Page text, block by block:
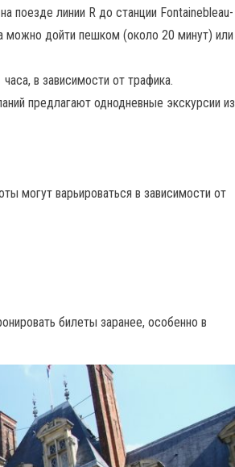
поезде линии R до станции Fontainebleau-
можно дойти пешком (около 20 минут) или
в зависимости от трафика.
предлагают однодневные экскурсии из
могут варьироваться в зависимости от
билеты заранее, особенно в